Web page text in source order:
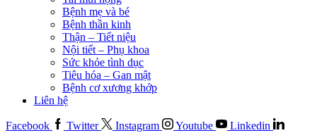
Bệnh mẹ và bé
Bệnh thần kinh
Thận – Tiết niệu
Nội tiết – Phụ khoa
Sức khỏe tình dục
Tiêu hóa – Gan mật
Bệnh cơ xương khớp
Liên hệ
Facebook Twitter Instagram Youtube Linkedin